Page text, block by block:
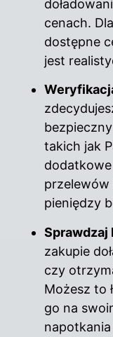
cenach.
dostępne
jest
takich jak
przelewów
pieniędzy
Sprawdzaj
zakupie
czy
Możesz to
go na
napotkania